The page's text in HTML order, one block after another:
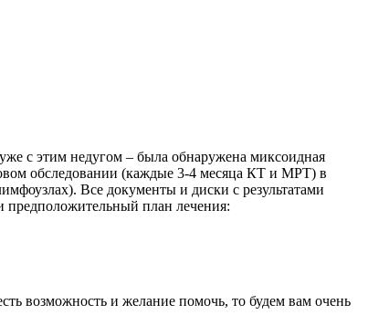
с этим недугом – была обнаружена миксоидная
обследовании (каждые 3-4 месяца КТ и МРТ) в
Все документы и диски с результатами
план лечения:
возможность и желание помочь, то будем вам очень